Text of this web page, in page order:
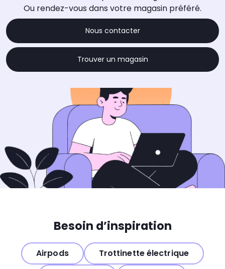
Ou rendez-vous dans votre magasin préféré.
Nous contacter
Trouver un magasin
Besoin d’inspiration
Airpods
Trottinette électrique